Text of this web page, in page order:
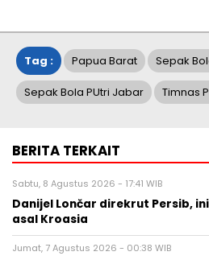
Tag : Papua Barat Sepak
Sepak Bola PUtri Jabar Timnas
BERITA TERKAIT
Sabtu, 8 Agustus 2026 - 17:41 WIB
Danijel Lončar direkrut Persib,
asal Kroasia
Jumat, 7 Agustus 2026 - 00:38 WIB